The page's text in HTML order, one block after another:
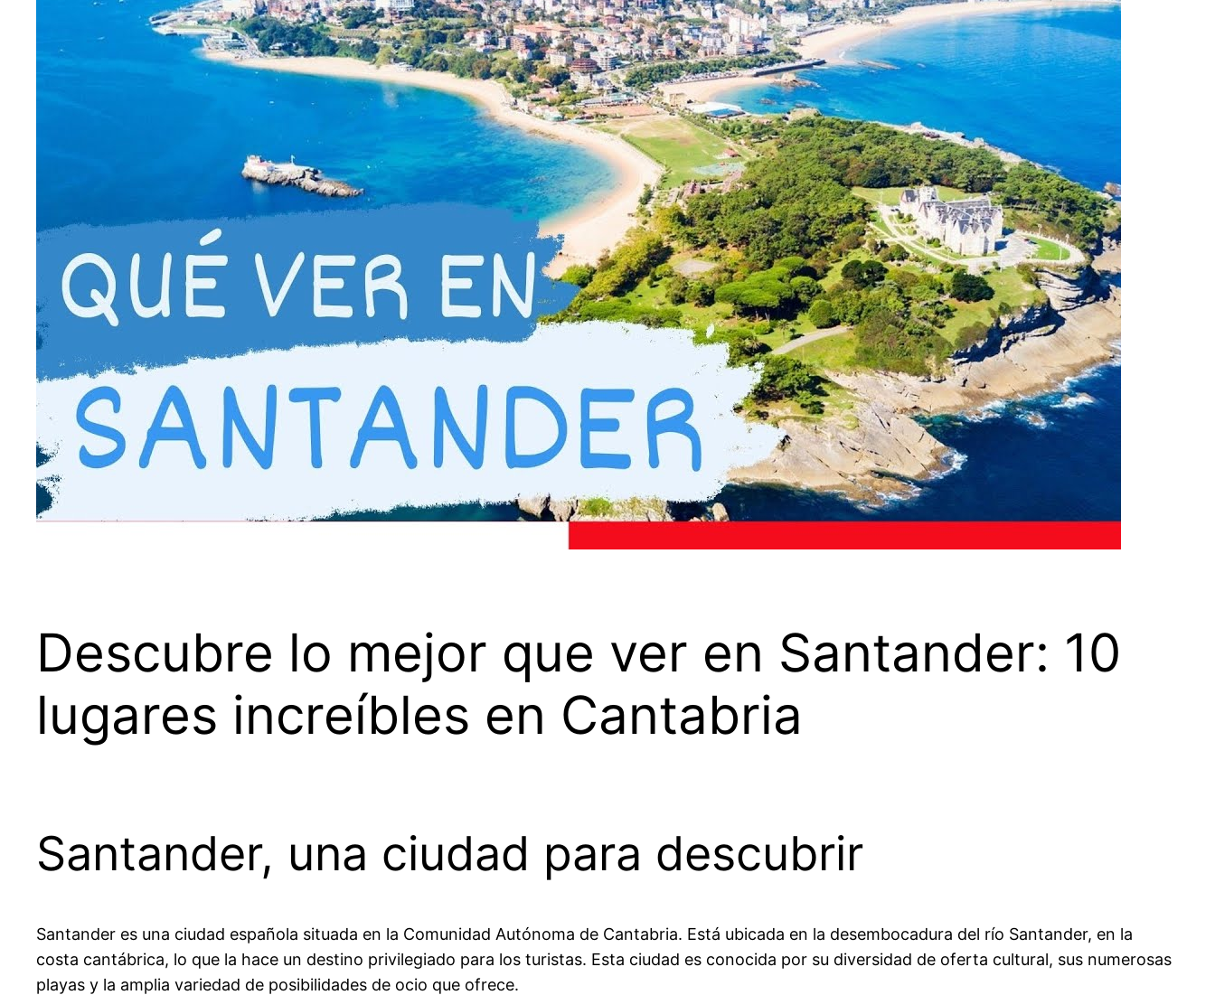
Descubre lo mejor que ver en Santander: 10
lugares increíbles en Cantabria
Santander, una ciudad para descubrir
Santander es una ciudad española situada en la Comunidad Autónoma de Cantabria. Está ubicada en la desembocadura del río Santander, en la
costa cantábrica, lo que la hace un destino privilegiado para los turistas. Esta ciudad es conocida por su diversidad de oferta cultural, sus numerosas
playas y la amplia variedad de posibilidades de ocio que ofrece.